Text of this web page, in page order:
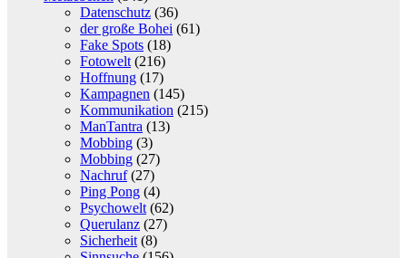
Datenschutz (36)
der große Bohei (61)
Fake Spots (18)
Fotowelt (216)
Hoffnung (17)
Kampagnen (145)
Kommunikation (215)
ManTantra (13)
Mobbing (3)
Mobbing (27)
Nachruf(27)
Ping Pong (4)
Psychowelt (62)
Querulanz (27)
Sicherheit (8)